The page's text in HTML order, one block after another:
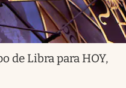
de Libra para HOY,